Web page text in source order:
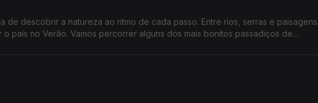
de descobrir a natureza ao ritmo de cada passo. Entre rios, serras e paisagens
país no Verão. Vamos percorrer alguns dos mais bonitos passadiços de